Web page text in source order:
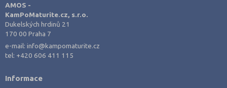
AMOS -
KamPoMaturite.cz, s.r.o.
Dukelských hrdinů 21
170 00 Praha 7
e-mail:info@kampomaturite.cz
tel: +420 606 411 115
Informace